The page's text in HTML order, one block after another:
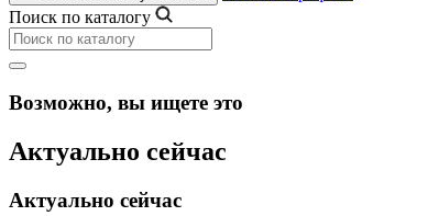
Поиск по каталогу
Возможно, вы ищете это
Актуально сейчас
Актуально сейчас